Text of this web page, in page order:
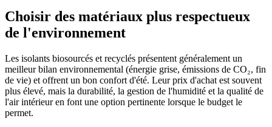
Choisir des matériaux plus respectueux
de l'environnement
Les isolants biosourcés et recyclés présentent généralement un
meilleur bilan environnemental (énergie grise, émissions de CO₂, fin
de vie) et offrent un bon confort d'été. Leur prix d'achat est souvent
plus élevé, mais la durabilité, la gestion de l'humidité et la qualité de
l'air intérieur en font une option pertinente lorsque le budget le
permet.